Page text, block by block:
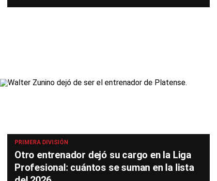
PRIMERA DIVISIÓN
Otro entrenador dejó su cargo en la Liga
Profesional: cuántos se suman en la lista